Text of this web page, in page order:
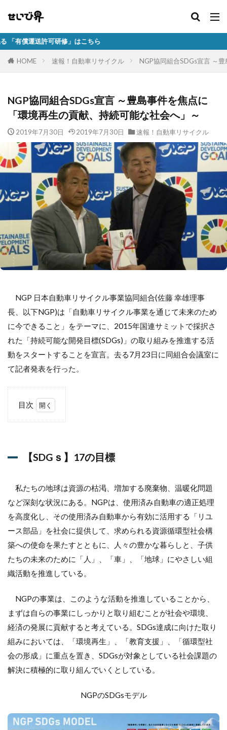
修」はこちら
HOME 速報！自動車リサイクル NGP協同組合SDGs宣言 ～
NGP協同組合SDGs宣言 ～豊島事件を焦点に
「環境再生の貢献、持続可能な社会へ」～
2019年7月30日 2019年7月30日 速報！自動車リサイクル
NGP 日本自動車リサイクル事業協同組合(佐藤 幸雄理事
長、以下NGP)は「自動車リサイクル事業を通じて未来のため
に今できること」をテーマに、2015年国連サミットで採択さ
れた「持続可能な開発目標(SDGs)」の取り組みを推進する活
動をスタートすることを宣言。去る7月23日に同組合会議室に
て記者発表を行った。
目次
目標
取り
内容
1：豊
境再
生
1.2
取り
2：子
ども
たち
の教
育支
1.3
環型
社会
【SDGｓ】17の目標
私たちの地球は資源の枯渇、増加する廃棄物、温暖化問題
など深刻な状況にある。NGPは、使用済み自動車の適正処理
を高度化し、その使用済み自動車から有効に活用する「リユ
ース部品」を社会に提供して、求められる資源循環型社会構
築への使命を果たすとともに、人々の豊かな暮らしと、子供
たちの未来のために「人」、「車」、「地球」にやさしい組
織活動を推進している。
NGPの事業は、このような活動を推進していることから、
まずは自らの事業にしっかりと取り組むことが社会や環境、
経済の発展に貢献すると考えている。SDGs達成に向けた取り
組みにおいては、「環境再生」、「教育支援」、「循環型社
会の形成」に重点を置き、SDGsが対象としている社会課題の
解決に積極的に取り組んでいくとしている。
NGPのSDGsモデル